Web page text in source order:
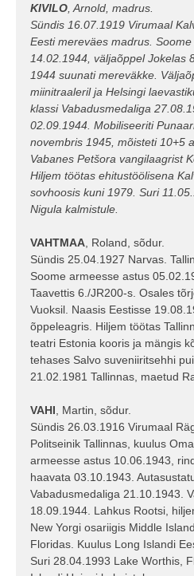
KIVILO , Arnold, madrus.
Sündis 16.07.1919 Virumaal
Eesti mereväes madrus.
14.02.1944, väljaõppel Jokelas
1944 suunati mereväkke.
miinitraaleril ja Helsingi
klassi Vabadusmedaliga
02.09.1944. Mobiliseeriti
novembris 1945, mõisteti 10+5
Vabanes Petšora vangilaagrist
Hiljem töötas ehitustöölisena
sovhoosis kuni 1979. Suri
Nigula kalmistule.
VAHTMAA , Roland, sõdur.
Sündis 25.04.1927 Narvas.
Soome armeesse astus
Taavettis 6./JR200-s. Osales
Vuoksil. Naasis Eestisse
õppeleagris. Hiljem töötas
teatri Estonia kooris ja mängis
tehases Salvo suveniiritsehhi
21.02.1981 Tallinnas, maetud
VAHI , Martin, sõdur.
Sündis 26.03.1916 Virumaal
Politseinik Tallinnas, kuulus
armeesse astus 10.06.1943,
haavata 03.10.1943.
Vabadusmedaliga 21.10.1943.
18.09.1944. Lahkus Rootsi,
New Yorgi osariigis Middle
Floridas. Kuulus Long Islandi
Suri 28.04.1993 Lake Worthis,